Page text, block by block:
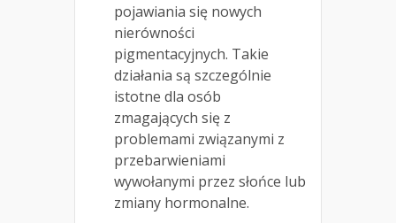
pojawiania się nowych
nierówności
pigmentacyjnych. Takie
działania są szczególnie
istotne dla osób
zmagających się z
problemami związanymi z
przebarwieniami
wywołanymi przez słońce lub
zmiany hormonalne.